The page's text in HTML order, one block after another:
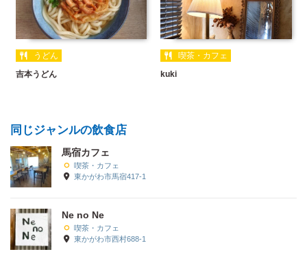
うどん
吉本うどん
喫茶・カフェ
kuki
同じジャンルの飲食店
馬宿カフェ
喫茶・カフェ
東かがわ市馬宿417-1
Ne no Ne
喫茶・カフェ
東かがわ市西村688-1